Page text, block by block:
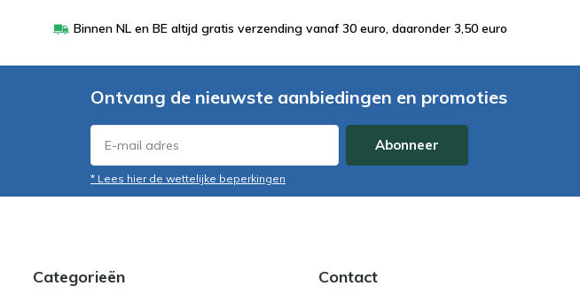
Binnen NL en BE altijd gratis verzending vanaf 30 euro, daaronder 3,50 euro
Ontvang de nieuwste aanbiedingen en promoties
Abonneer
* Lees hier de wettelijke beperkingen
Categorieën Contact